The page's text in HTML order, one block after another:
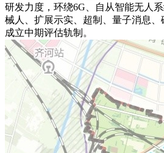
研发力度，环绕6G、自从智能无人
械人、扩展示实、超制、量子消息、
成立中期评估轨制。